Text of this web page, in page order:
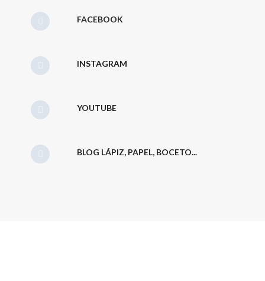
FACEBOOK
INSTAGRAM
YOUTUBE
BLOG LÁPIZ, PAPEL, BOCETO...